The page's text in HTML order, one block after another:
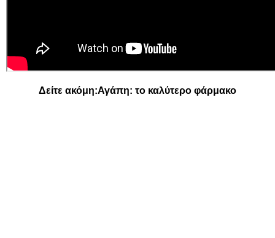
Δείτε ακόμη:Αγάπη: το καλύτερο φάρμακο